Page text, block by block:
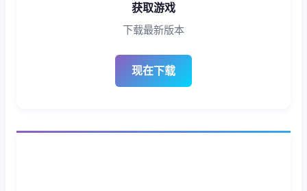
获取游戏
下载最新版本
现在下载